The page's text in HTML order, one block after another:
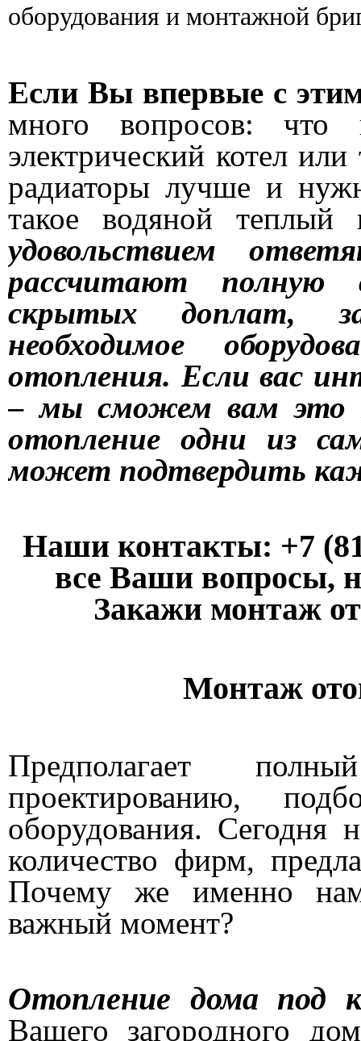
оборудования и монтажной
Если Вы впервые с
много вопросов: что
электрический котел
радиаторы лучше и
такое водяной
удовольствием
рассчитают полную
скрытых доплат,
необходимое
отопления. Если вас
– мы сможем вам это
отопление одни из
может подтвердить
Наши контакты: +7
все Ваши вопросы,
Закажи монтаж
Монтаж
Предполагает
проектированию,
оборудования. Сегодня
количество фирм,
Почему же именно
важный момент?
Отопление дома под
Вашего загородного